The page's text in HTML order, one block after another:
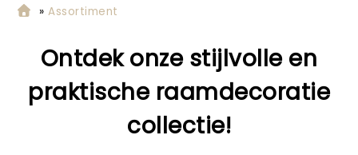
»Assortiment
Ontdek onze stijlvolle en
praktische raamdecoratie
collectie!